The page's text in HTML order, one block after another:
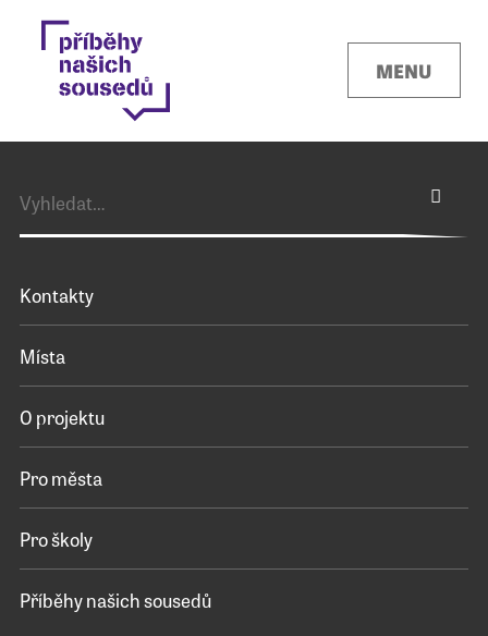
MENU
Kontakty
Místa
O projektu
Pro města
Pro školy
Příběhy našich sousedů